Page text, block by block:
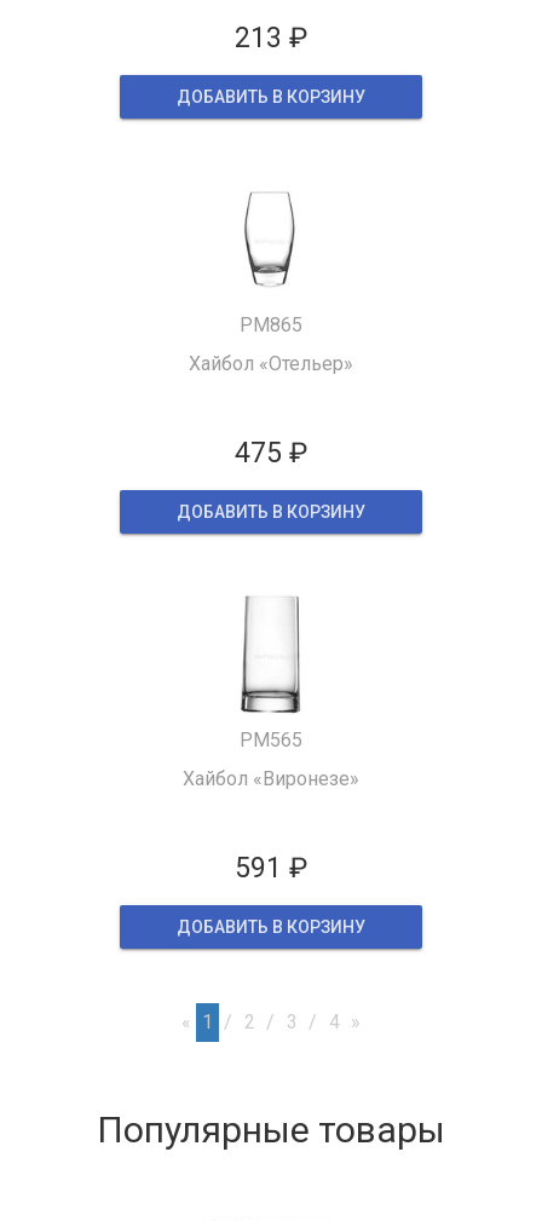
213 ₽
ДОБАВИТЬ В КОРЗИНУ
PM865
Хайбол «Отельер»
475 ₽
ДОБАВИТЬ В КОРЗИНУ
PM565
Хайбол «Виронезе»
591 ₽
ДОБАВИТЬ В КОРЗИНУ
« 1 2 3 4 »
Популярные товары